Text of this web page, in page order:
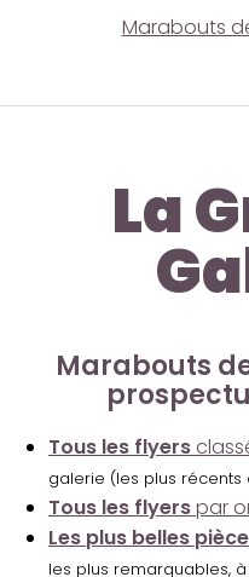
Marabouts
La
Marabouts
Tous les flyers
galerie (les plus récents
Tous les flyerspar
Les plus belles
les plus remarquables,